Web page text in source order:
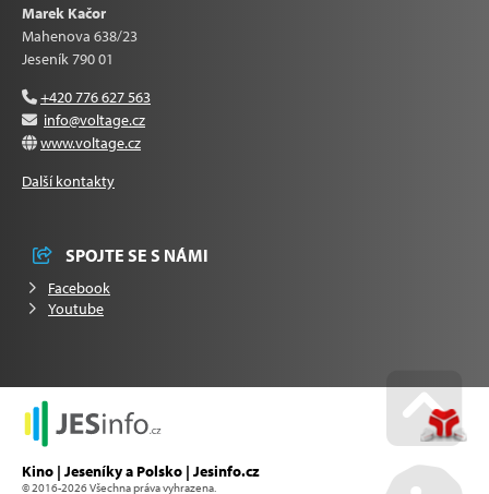
Marek Kačor
Mahenova 638/23
Jeseník 790 01
+420 776 627 563
info@voltage.cz
www.voltage.cz
Další kontakty
SPOJTE SE S NÁMI
Facebook
Youtube
Kino | Jeseníky a Polsko | Jesinfo.cz
© 2016-2026 Všechna práva vyhrazena. Go